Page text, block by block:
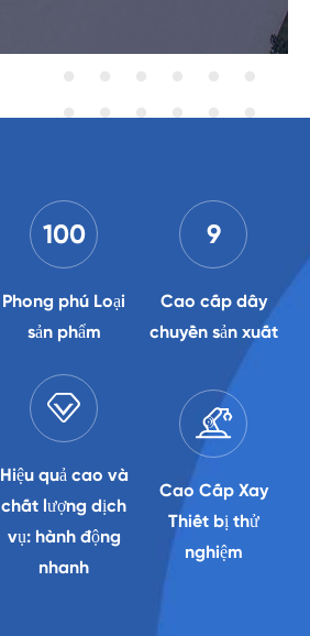
100
Phong phú Loại
sản phẩm
9
Cao cấp dây
chuyền sản xuất

Hiệu quả cao và
chất lượng dịch
vụ: hành động
nhanh

Cao Cấp Xay
Thiết bị thử
nghiệm